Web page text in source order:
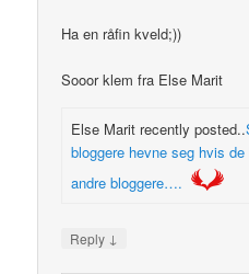
Ha en råfin kveld;))
Sooor klem fra Else Marit
Else Marit recently posted..
bloggere hevne seg hvis
andre bloggere….
Reply ↓